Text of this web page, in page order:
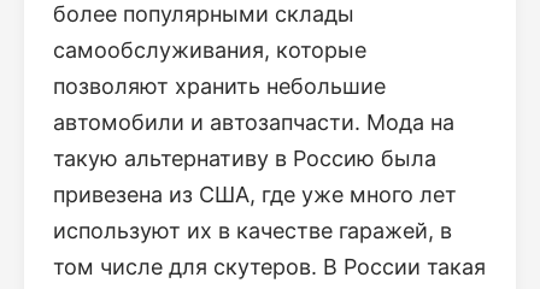
более популярными склады
самообслуживания, которые
позволяют хранить небольшие
автомобили и автозапчасти. Мода на
такую альтернативу в Россию была
привезена из США, где уже много лет
используют их в качестве гаражей, в
том числе для скутеров. В России такая